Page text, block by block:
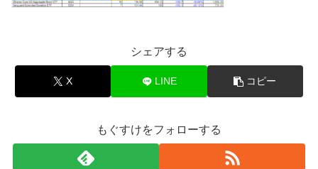
シェアする
X LINE コピー
もぐすけをフォローする